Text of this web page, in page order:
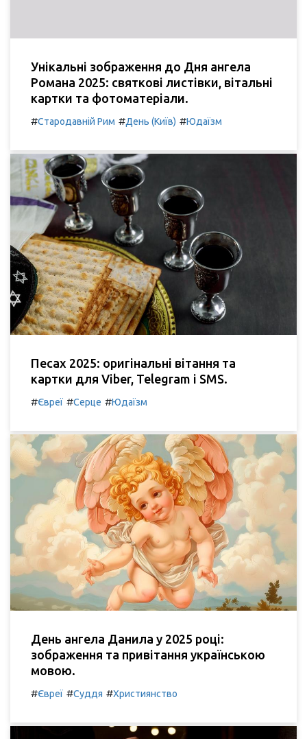
Унікальні зображення до Дня ангела
Романа 2025: святкові листівки, вітальні
картки та фотоматеріали.
#Стародавній Рим #День (Київ) #Юдаїзм
Песах 2025: оригінальні вітання та
картки для Viber, Telegram і SMS.
#Євреї #Серце #Юдаїзм
День ангела Данила у 2025 році:
зображення та привітання українською
мовою.
#Євреї #Суддя #Християнство